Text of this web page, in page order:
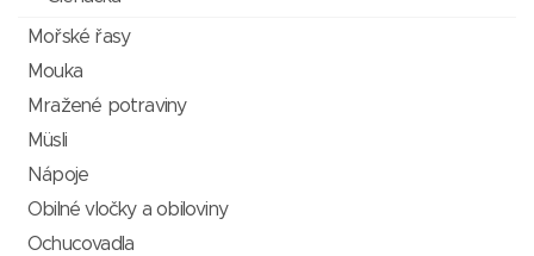
Mořské řasy
Mouka
Mražené potraviny
Müsli
Nápoje
Obilné vločky a obiloviny
Ochucovadla